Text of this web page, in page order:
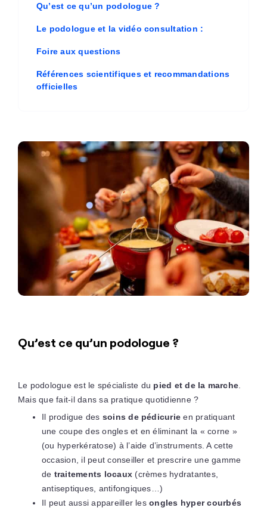
Qu’est ce qu’un podologue ?
Le podologue et la vidéo consultation :
Foire aux questions
Références scientifiques et recommandations
officielles
Qu’est ce qu’un podologue ?
Le podologue est le spécialiste du pied et de la marche
Mais que fait-il dans sa pratique quotidienne ?
Il prodigue des soins de pédicurie en pratiquant
une coupe des ongles et en éliminant la « corne »
(ou hyperkératose) à l’aide d’instruments. A cette
occasion, il peut conseiller et prescrire une gamme
de traitements locaux (crèmes hydratantes,
antiseptiques, antifongiques…)
Il peut aussi appareiller lesongles hyper courbés